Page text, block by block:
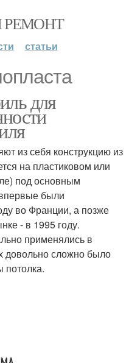
РЕМОНТ
статьи
для
из себя конструкцию из
на пластиковом или
под основным
были
во Франции, а позже
- в 1995 году.
применялись в
довольно сложно было
потолка.